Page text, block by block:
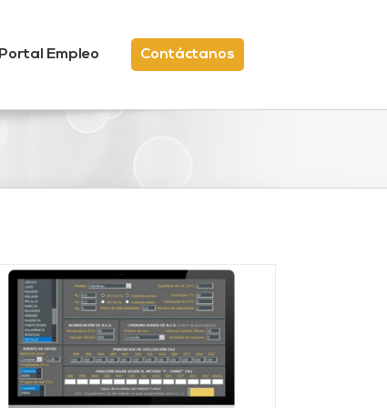
Portal Empleo Contáctanos